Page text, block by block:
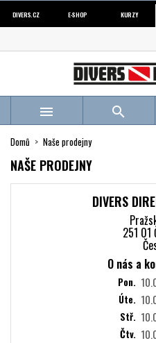
DIVERS.CZ E-SHOP KURZY
 
Domů Naše prodejny
NAŠE PRODEJNY
DIVERS
251 01
O nás a
Pon.
Úte.
Stř.
Čtv.